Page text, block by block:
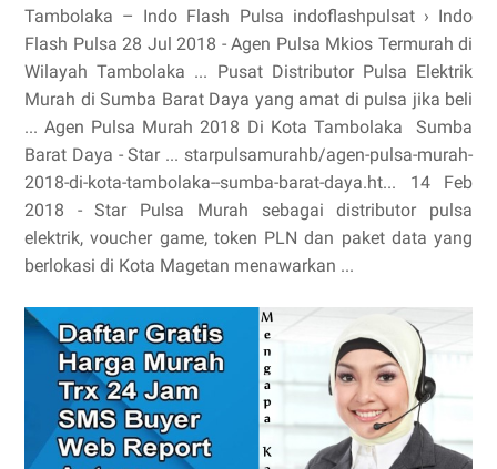
Tambolaka – Indo Flash Pulsa indoflashpulsat › Indo
Flash Pulsa 28 Jul 2018 - Agen Pulsa Mkios Termurah di
Wilayah Tambolaka ... Pusat Distributor Pulsa Elektrik
Murah di Sumba Barat Daya yang amat di pulsa jika beli
... Agen Pulsa Murah 2018 Di Kota Tambolaka Sumba
Barat Daya - Star ... starpulsamurahb/agen-pulsa-murah-
2018-di-kota-tambolaka- -sumba-barat-daya.ht... 14 Feb
2018 - Star Pulsa Murah sebagai distributor pulsa
elektrik, voucher game, token PLN dan paket data yang
berlokasi di Kota Magetan menawarkan ...